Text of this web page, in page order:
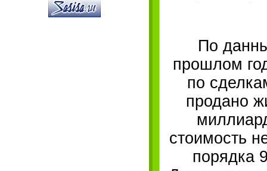
По
прошлом
по
продано
стоимость
порядка